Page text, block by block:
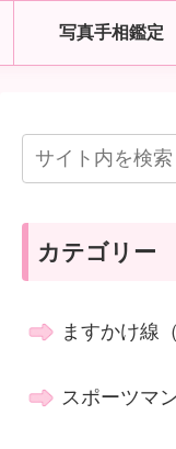
写真手相鑑定
カテゴリー
ますかけ線
スポーツマ